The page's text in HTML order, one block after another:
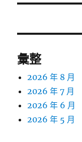
文
彙整
2026 年 8 月
2026 年 7 月
2026 年 6 月
2026 年 5 月